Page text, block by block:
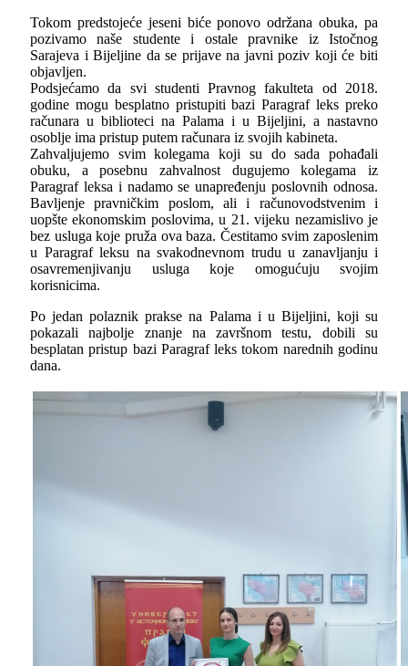
Tokom predstojeće jeseni biće ponovo održana obuka, pa
pozivamo naše studente i ostale pravnike iz Istočnog
Sarajeva i Bijeljine da se prijave na javni poziv koji će biti
objavljen.
Podsjećamo da svi studenti Pravnog fakulteta od 2018.
godine mogu besplatno pristupiti bazi Paragraf leks preko
računara u biblioteci na Palama i u Bijeljini, a nastavno
osoblje ima pristup putem računara iz svojih kabineta.
Zahvaljujemo svim kolegama koji su do sada pohađali
obuku, a posebnu zahvalnost dugujemo kolegama iz
Paragraf leksa i nadamo se unapređenju poslovnih odnosa.
Bavljenje pravničkim poslom, ali i računovodstvenim i
uopšte ekonomskim poslovima, u 21. vijeku nezamislivo je
bez usluga koje pruža ova baza. Čestitamo svim zaposlenim
u Paragraf leksu na svakodnevnom trudu u zanavljanju i
osavremenjivanju usluga koje omogućuju svojim
korisnicima.
Po jedan polaznik prakse na Palama i u Bijeljini, koji su
pokazali najbolje znanje na završnom testu, dobili su
besplatan pristup bazi Paragraf leks tokom narednih godinu
dana.